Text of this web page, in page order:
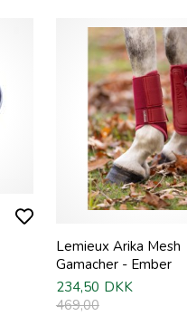
Lemieux Arika Mesh
Gamacher - Ember
234,50 DKK
469,00